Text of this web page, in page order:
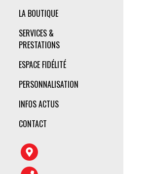
LA BOUTIQUE
SERVICES &
PRESTATIONS
ESPACE FIDÉLITÉ
PERSONNALISATION
INFOS ACTUS
CONTACT